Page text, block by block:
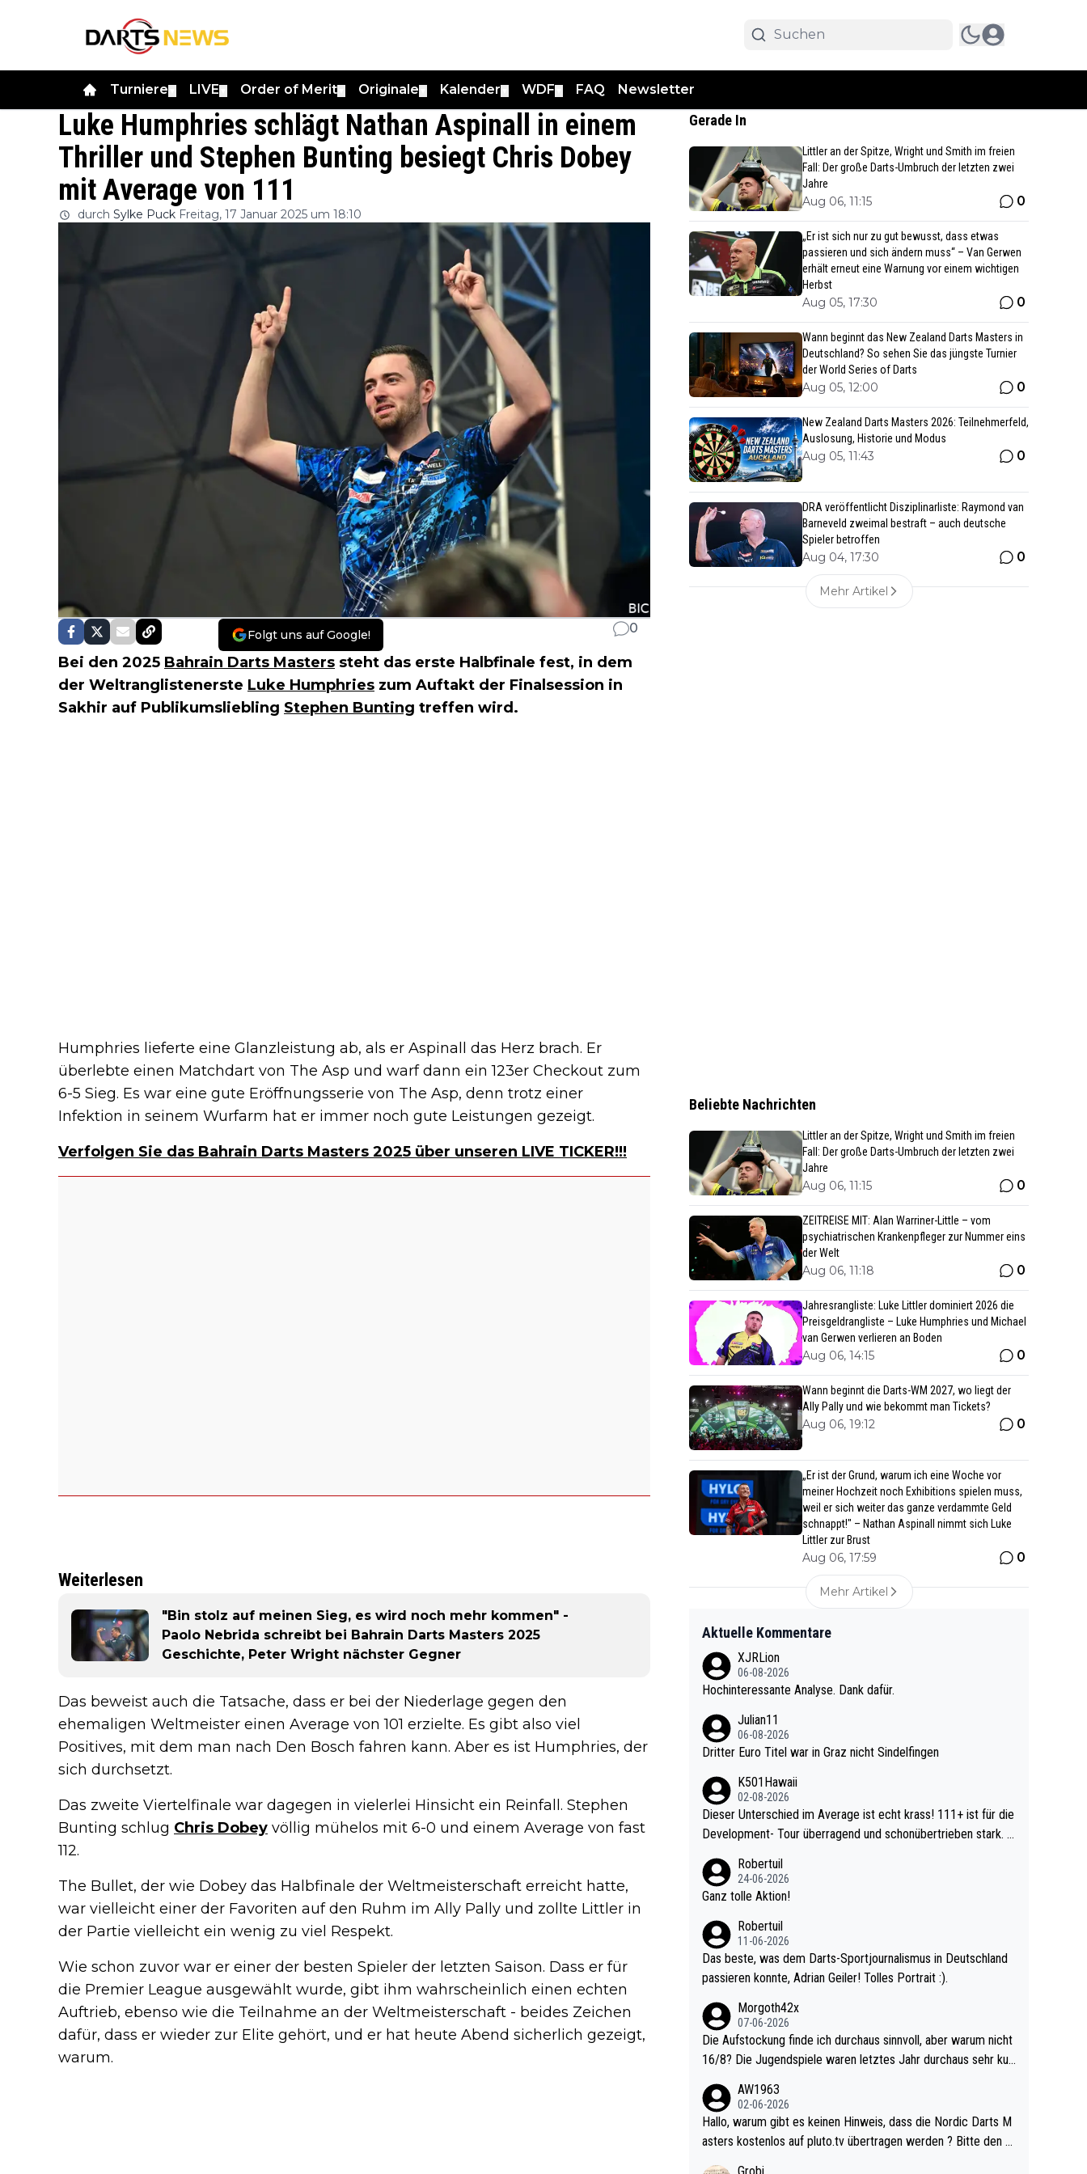
Turniere LIVE Order of Merit Originale Kalender WDF FAQ Newsletter
Luke Humphries schlägt Nathan Aspinall in einem
Thriller und Stephen Bunting besiegt Chris Dobey
mit Average von 111
durch Sylke Puck Freitag, 17 Januar 2025 um 18:10
Folgt uns auf Google! 0
Bei den 2025 Bahrain Darts Masters steht das erste Halbfinale fest, in dem
der Weltranglistenerste Luke Humphries zum Auftakt der Finalsession in
Sakhir auf Publikumsliebling Stephen Bunting treffen wird.
Humphries lieferte eine Glanzleistung ab, als er Aspinall das Herz brach. Er
überlebte einen Matchdart von The Asp und warf dann ein 123er Checkout zum
6-5 Sieg. Es war eine gute Eröffnungsserie von The Asp, denn trotz einer
Infektion in seinem Wurfarm hat er immer noch gute Leistungen gezeigt.
Verfolgen Sie das Bahrain Darts Masters 2025 über unseren LIVE TICKER!!!
Weiterlesen
"Bin stolz auf meinen Sieg, es wird noch mehr kommen" -
Paolo Nebrida schreibt bei Bahrain Darts Masters 2025
Geschichte, Peter Wright nächster Gegner
Das beweist auch die Tatsache, dass er bei der Niederlage gegen den
ehemaligen Weltmeister einen Average von 101 erzielte. Es gibt also viel
Positives, mit dem man nach Den Bosch fahren kann. Aber es ist Humphries, der
sich durchsetzt.
Das zweite Viertelfinale war dagegen in vielerlei Hinsicht ein Reinfall. Stephen
Bunting schlug Chris Dobey völlig mühelos mit 6-0 und einem Average von fast
112.
The Bullet, der wie Dobey das Halbfinale der Weltmeisterschaft erreicht hatte,
war vielleicht einer der Favoriten auf den Ruhm im Ally Pally und zollte Littler in
der Partie vielleicht ein wenig zu viel Respekt.
Wie schon zuvor war er einer der besten Spieler der letzten Saison. Dass er für
die Premier League ausgewählt wurde, gibt ihm wahrscheinlich einen echten
Auftrieb, ebenso wie die Teilnahme an der Weltmeisterschaft - beides Zeichen
dafür, dass er wieder zur Elite gehört, und er hat heute Abend sicherlich gezeigt,
warum.
Gerade In
Littler an der Spitze, Wright und Smith im freien
Fall: Der große Darts-Umbruch der letzten zwei
Jahre
Aug 06, 11:15 0
„Er ist sich nur zu gut bewusst, dass etwas
passieren und sich ändern muss“ – Van Gerwen
erhält erneut eine Warnung vor einem wichtigen
Herbst
Aug 05, 17:30 0
Wann beginnt das New Zealand Darts Masters in
Deutschland? So sehen Sie das jüngste Turnier
der World Series of Darts
Aug 05, 12:00 0
New Zealand Darts Masters 2026: Teilnehmerfeld,
Auslosung, Historie und Modus
Aug 05, 11:43 0
DRA veröffentlicht Disziplinarliste: Raymond van
Barneveld zweimal bestraft – auch deutsche
Spieler betroffen
Aug 04, 17:30 0
Mehr Artikel
Beliebte Nachrichten
Littler an der Spitze, Wright und Smith im freien
Fall: Der große Darts-Umbruch der letzten zwei
Jahre
Aug 06, 11:15 0
ZEITREISE MIT: Alan Warriner-Little – vom
psychiatrischen Krankenpfleger zur Nummer eins
der Welt
Aug 06, 11:18 0
Jahresrangliste: Luke Littler dominiert 2026 die
Preisgeldrangliste – Luke Humphries und Michael
van Gerwen verlieren an Boden
Aug 06, 14:15 0
Wann beginnt die Darts-WM 2027, wo liegt der
Ally Pally und wie bekommt man Tickets?
Aug 06, 19:12 0
„Er ist der Grund, warum ich eine Woche vor
meiner Hochzeit noch Exhibitions spielen muss,
weil er sich weiter das ganze verdammte Geld
schnappt!" – Nathan Aspinall nimmt sich Luke
Littler zur Brust
Aug 06, 17:59 0
Mehr Artikel
Aktuelle Kommentare
XJRLion
06-08-2026
Hochinteressante Analyse. Dank dafür.
Julian11
06-08-2026
Dritter Euro Titel war in Graz nicht Sindelfingen
K501Hawaii
02-08-2026
Dieser Unterschied im Average ist echt krass! 111+ ist für die
Development- Tour überragend und schonübertrieben stark. U
e mal 40+ erst recht. Da gewinnst keinen Blumentopf - ist ja n
och krasser wie ein Pokalspiel eines Kreisligisten vs einem Bu
Robertuil
24-06-2026
Ganz tolle Aktion!
Robertuil
11-06-2026
Das beste, was dem Darts-Sportjournalismus in Deutschland
passieren konnte, Adrian Geiler! Tolles Portrait :).
Morgoth42x
07-06-2026
Die Aufstockung finde ich durchaus sinnvoll, aber warum nicht
16/8? Die Jugendspiele waren letztes Jahr durchaus sehr kur
l. Allerdings ist Mitchell Lawrie als Nummer 1 der Welt eh quali
fiziert. Somit ändert die automatische Qualifikation des Weltm
eisters erstmal nichts. Ich denke sie wollen damit für nächste
AW1963
02-06-2026
Hallo, warum gibt es keinen Hinweis, dass die Nordic Darts M
asters kostenlos auf pluto.tv übertragen werden ? Bitte den A